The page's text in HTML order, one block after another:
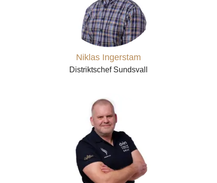
Niklas Ingerstam
Distriktschef Sundsvall